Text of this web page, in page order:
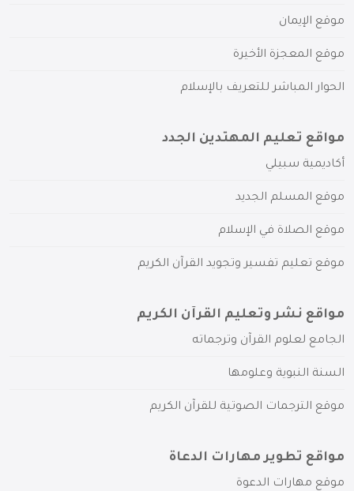
موقع الإيمان
موقع المعجزة الأخيرة
الحوار المباشر للتعريف بالإسلام
مواقع تعليم المهتدين الجدد
أكاديمية سبيلي
موقع المسلم الجديد
موقع الصلاة في الإسلام
موقع تعليم تفسير وتجويد القرآن الكريم
مواقع نشر وتعليم القرآن الكريم
الجامع لعلوم القرآن وترجماته
السنة النبوية وعلومها
موقع الترجمات الصوتية للقرآن الكريم
مواقع تطوير مهارات الدعاة
موقع مهارات الدعوة